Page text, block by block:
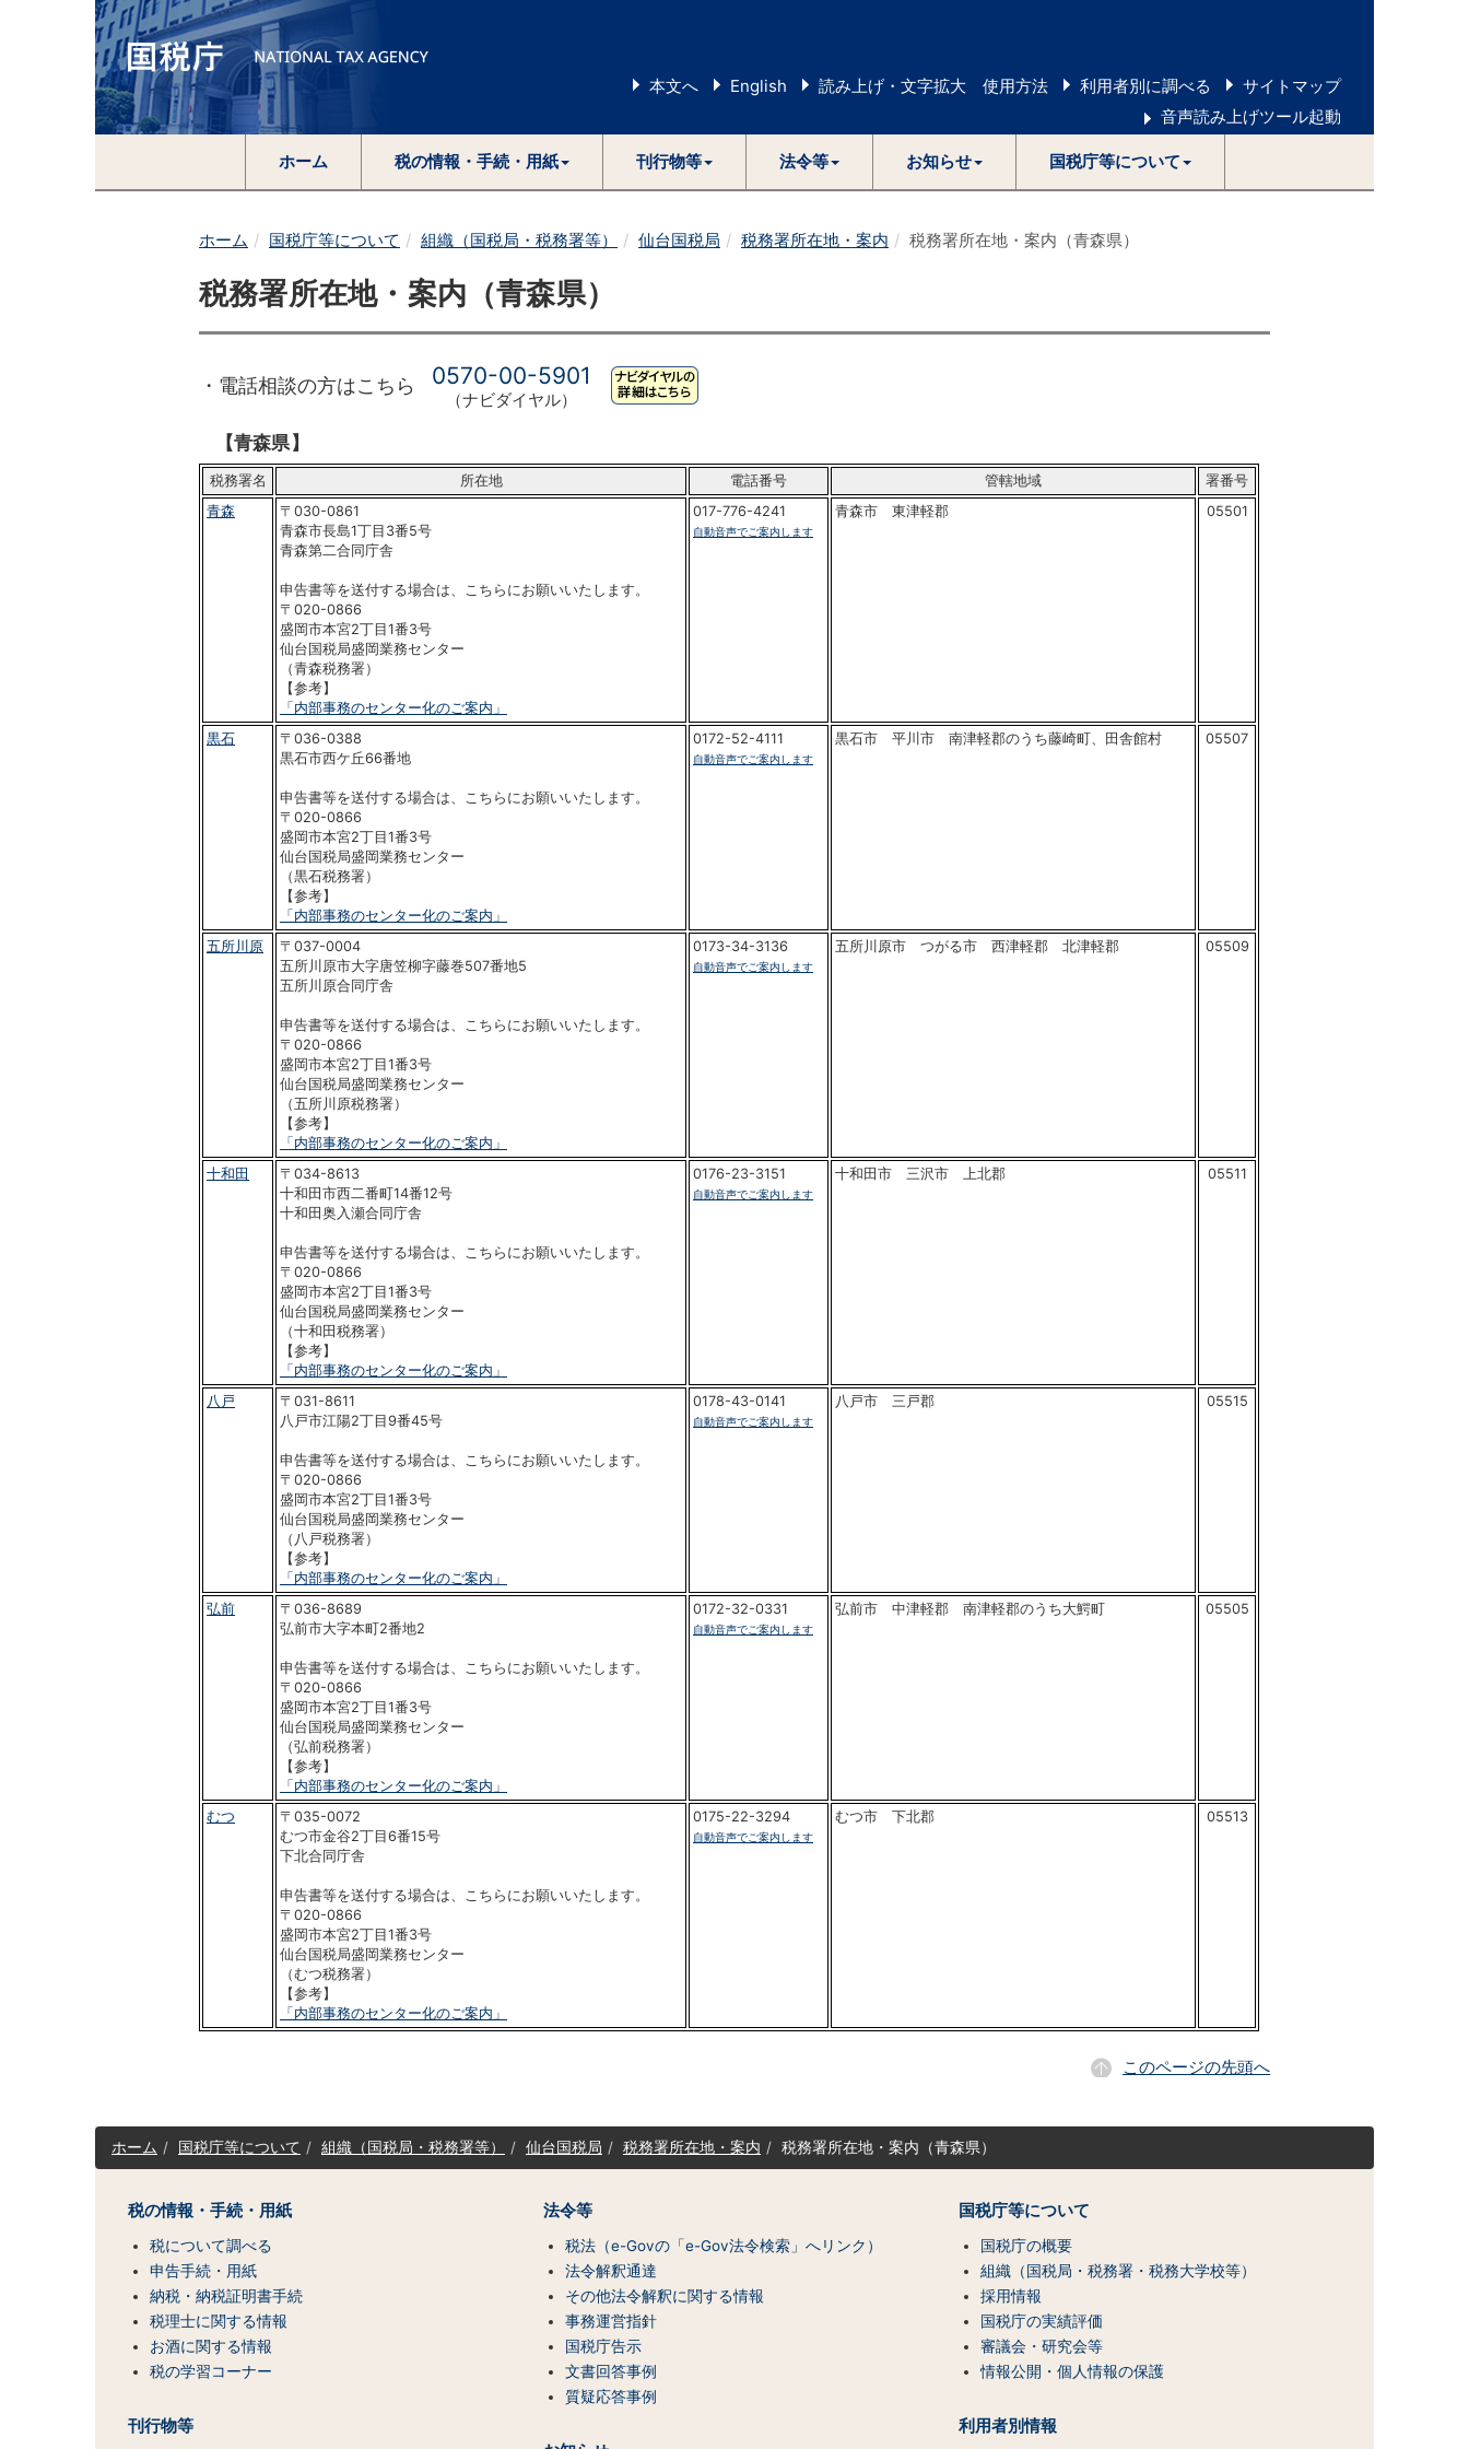
本文へ English 読み上げ・文字拡大 使用方法 利用者別に調べる
サイトマップ
音声読み上げツール起動
ホーム 税の情報・手続・用紙 刊行物等 法令等 お知らせ 国税庁等について
ホーム 国税庁等について 組織（国税局・税務署等） 仙台国税局 税務署所在地・案内 税務署所在地・案内（青森県）
税務署所在地・案内（青森県）
・電話相談の方はこちら 0570-00-5901
（ナビダイヤル）
【青森県】
税務署名 所在地 電話番号 管轄地域
署番号
青森
〒030-0861
青森市長島1丁目3番5号
青森第二合同庁舎
申告書等を送付する場合は、こちらにお願いいたします。
〒020-0866
盛岡市本宮2丁目1番3号
仙台国税局盛岡業務センター
（青森税務署）
【参考】
「内部事務のセンター化のご案内」
017-776-4241
自動音声でご案内します
青森市 東津軽郡 05501
黒石
〒036-0388
黒石市西ケ丘66番地
申告書等を送付する場合は、こちらにお願いいたします。
〒020-0866
盛岡市本宮2丁目1番3号
仙台国税局盛岡業務センター
（黒石税務署）
【参考】
「内部事務のセンター化のご案内」
0172-52-4111
自動音声でご案内します
黒石市 平川市 南津軽郡のうち藤崎町、田舎館村 05507
五所川原
〒037-0004
五所川原市大字唐笠柳字藤巻507番地5
五所川原合同庁舎
申告書等を送付する場合は、こちらにお願いいたします。
〒020-0866
盛岡市本宮2丁目1番3号
仙台国税局盛岡業務センター
（五所川原税務署）
【参考】
「内部事務のセンター化のご案内」
0173-34-3136
自動音声でご案内します
五所川原市 つがる市 西津軽郡 北津軽郡 05509
十和田
〒034-8613
十和田市西二番町14番12号
十和田奥入瀬合同庁舎
申告書等を送付する場合は、こちらにお願いいたします。
〒020-0866
盛岡市本宮2丁目1番3号
仙台国税局盛岡業務センター
（十和田税務署）
【参考】
「内部事務のセンター化のご案内」
0176-23-3151
自動音声でご案内します
十和田市 三沢市 上北郡 05511
八戸
〒031-8611
八戸市江陽2丁目9番45号
申告書等を送付する場合は、こちらにお願いいたします。
〒020-0866
盛岡市本宮2丁目1番3号
仙台国税局盛岡業務センター
（八戸税務署）
【参考】
「内部事務のセンター化のご案内」
0178-43-0141
自動音声でご案内します
八戸市 三戸郡 05515
弘前
〒036-8689
弘前市大字本町2番地2
申告書等を送付する場合は、こちらにお願いいたします。
〒020-0866
盛岡市本宮2丁目1番3号
仙台国税局盛岡業務センター
（弘前税務署）
【参考】
「内部事務のセンター化のご案内」
0172-32-0331
自動音声でご案内します
弘前市 中津軽郡 南津軽郡のうち大鰐町 05505
むつ
〒035-0072
むつ市金谷2丁目6番15号
下北合同庁舎
申告書等を送付する場合は、こちらにお願いいたします。
〒020-0866
盛岡市本宮2丁目1番3号
仙台国税局盛岡業務センター
（むつ税務署）
【参考】
「内部事務のセンター化のご案内」
0175-22-3294
自動音声でご案内します
むつ市 下北郡 05513
このページの先頭へ
サ
イ
（コ
ホーム 国税庁等について 組織（国税局・税務署等） 仙台国税局 税務署所在地・案内 税務署所在地・案内（青森県）
税の情報・手続・用紙
税について調べる
申告手続・用紙
納税・納税証明書手続
税理士に関する情報
お酒に関する情報
税の学習コーナー
刊行物等
法令等
税法（e-Govの「e-Gov法令検索」へリンク）
法令解釈通達
その他法令解釈に関する情報
事務運営指針
国税庁告示
文書回答事例
質疑応答事例
国税庁等について
国税庁の概要
組織（国税局・税務署・税務大学校等）
採用情報
国税庁の実績評価
審議会・研究会等
情報公開・個人情報の保護
利用者別情報